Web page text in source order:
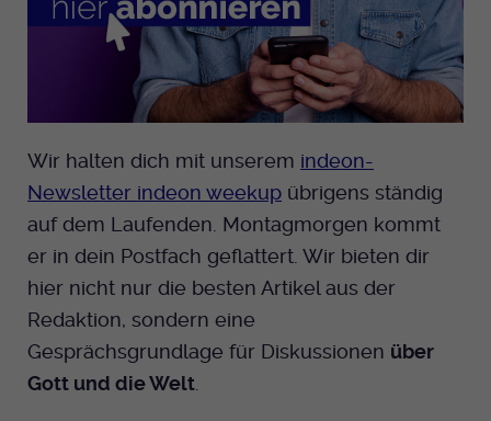
Wir halten dich mit unserem indeon-
Newsletter indeon weekup übrigens ständig
auf dem Laufenden. Montagmorgen kommt
er in dein Postfach geflattert. Wir bieten dir
hier nicht nur die besten Artikel aus der
Redaktion, sondern eine
Gesprächsgrundlage für Diskussionen über
Gott und die Welt